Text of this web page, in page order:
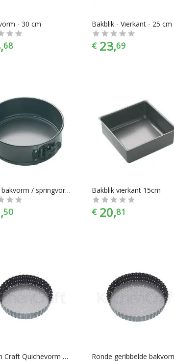
- 30 cm
68
Bakblik - Vierkant - 25 cm
€ 23,69
Ronde bakvorm / springvorm, 15 cm - Masterclass
50
Bakblik vierkant 15cm
€ 20,81
Kitchen Craft Quichevorm 18 cm rond - Crusty bake